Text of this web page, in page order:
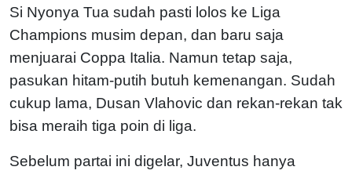
Si Nyonya Tua sudah pasti lolos ke Liga
Champions musim depan, dan baru saja
menjuarai Coppa Italia. Namun tetap saja,
pasukan hitam-putih butuh kemenangan. Sudah
cukup lama, Dusan Vlahovic dan rekan-rekan tak
bisa meraih tiga poin di liga.
Sebelum partai ini digelar, Juventus hanya